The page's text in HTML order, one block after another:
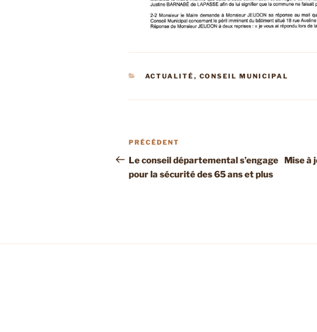
CATÉGORIES
ACTUALITÉ , CONSEIL MUNICIPAL
Navigation
de
l’article
Article
précédent
PRÉCÉDENT
Le conseil départemental s’engage
pour la sécurité des 65 ans et plus
Mise à